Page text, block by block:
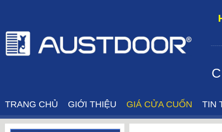
TRANG CHỦ GIỚI THIỆU GIÁ CỬA CUỐN TIN